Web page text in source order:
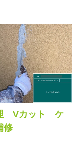
Vカット ケ
修